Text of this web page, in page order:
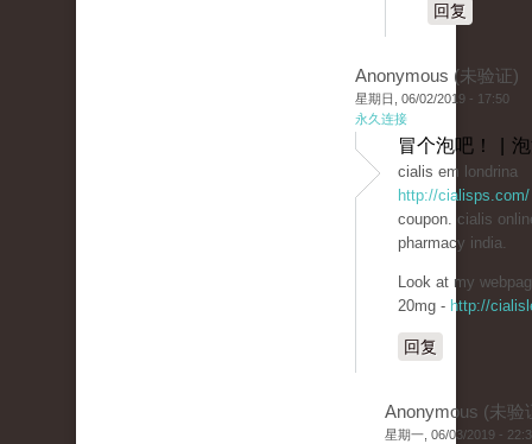
回复
Anonymous (未验证)
星期日, 06/02/2019 - 17:50
永久连接
冒个泡吧！ |
cialis em londrina
http://cialisps.com/
coupon. cialis
pharmacy india.
Look at my
20mg - http://
回复
Anonymous (未验
星期一, 06/03/2019 -